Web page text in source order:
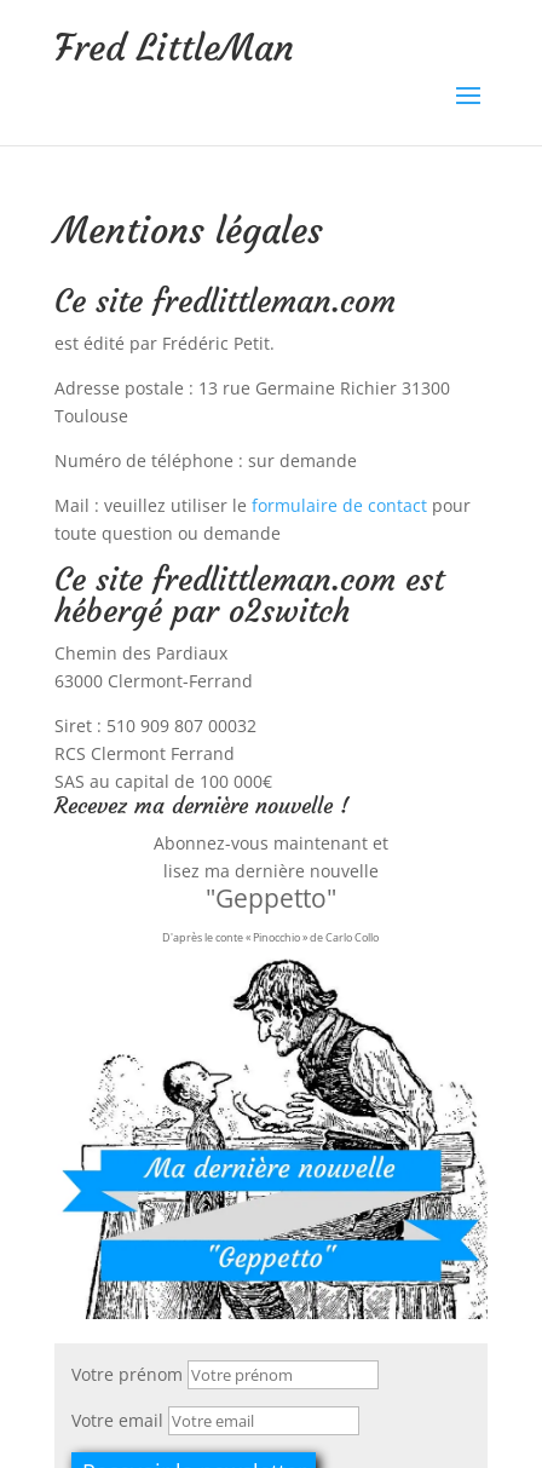
Fred LittleMan
Mentions légales
Ce site fredlittleman.com
est édité par Frédéric Petit.
Adresse postale : 13 rue Germaine Richier 31300
Toulouse
Numéro de téléphone : sur demande
Mail : veuillez utiliser le formulaire de contactpour
toute question ou demande
Ce site fredlittleman.com est
hébergé par o2switch
Chemin des Pardiaux
63000 Clermont-Ferrand
Siret : 510 909 807 00032
RCS Clermont Ferrand
SAS au capital de 100 000€
Recevez ma dernière nouvelle !
Abonnez-vous maintenant et
lisez ma dernière nouvelle
"Geppetto"
D'après le conte « Pinocchio » de Carlo Collo
Votre prénom
Votre email